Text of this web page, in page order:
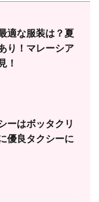
適な服装は？夏
り！マレーシア
！
ーはボッタクリ
優良タクシーに